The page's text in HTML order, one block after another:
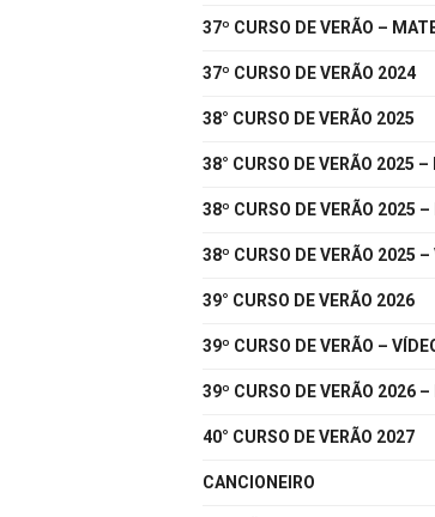
37º CURSO DE VERÃO –
37º CURSO DE VERÃO 2024
38° CURSO DE VERÃO 2025
38° CURSO DE VERÃO 2025
38º CURSO DE VERÃO 2025 –
38º CURSO DE VERÃO 2025 –
39° CURSO DE VERÃO 2026
39º CURSO DE VERÃO –
39º CURSO DE VERÃO 2026
40° CURSO DE VERÃO 2027
CANCIONEIRO